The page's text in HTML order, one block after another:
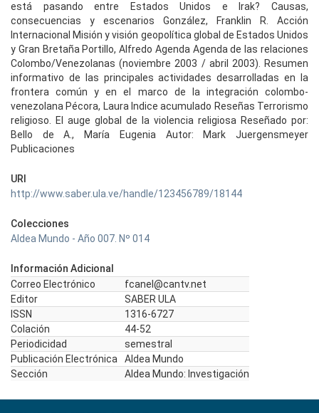
está pasando entre Estados Unidos e Irak? Causas,
consecuencias y escenarios González, Franklin R. Acción
Internacional Misión y visión geopolítica global de Estados Unidos
y Gran Bretaña Portillo, Alfredo Agenda Agenda de las relaciones
Colombo/Venezolanas (noviembre 2003 / abril 2003). Resumen
informativo de las principales actividades desarrolladas en la
frontera común y en el marco de la integración colombo-
venezolana Pécora, Laura Indice acumulado Reseñas Terrorismo
religioso. El auge global de la violencia religiosa Reseñado por:
Bello de A., María Eugenia Autor: Mark Juergensmeyer
Publicaciones
URI
http://www.saber.ula.ve/handle/123456789/18144
Colecciones
Aldea Mundo - Año 007. Nº 014
Información Adicional
Correo Electrónico
fcanel@cantv.net
Editor
SABER ULA
ISSN
1316-6727
Colación
44-52
Periodicidad
semestral
Publicación Electrónica
Aldea Mundo
Sección
Aldea Mundo: Investigación